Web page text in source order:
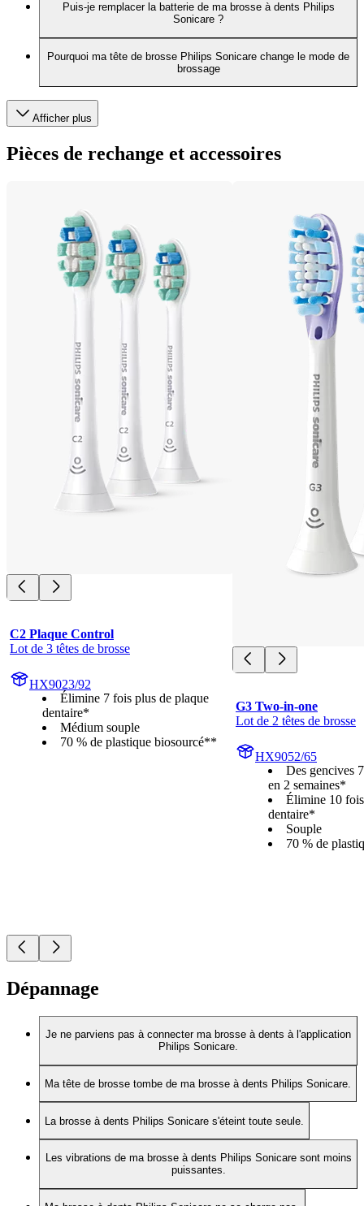
Puis-je remplacer la batterie de ma brosse à dents Philips
Sonicare ?
Pourquoi ma tête de brosse Philips Sonicare change le mode de
brossage
Afficher plus
Pièces de rechange et accessoires
C2 Plaque Control
Lot de 3 têtes de brosse
HX9023/92
Élimine 7 fois plus de plaque
dentaire*
Médium souple
70 % de plastique biosourcé**
G3 Two-in-one
Lot de 2 têtes de brosse
HX9052/65
Des gencives
en 2 semaines*
Élimine 10
dentaire*
Souple
70 % de
Dépannage
Je ne parviens pas à connecter ma brosse à dents à l'application
Philips Sonicare.
Ma tête de brosse tombe de ma brosse à dents Philips Sonicare.
La brosse à dents Philips Sonicare s'éteint toute seule.
Les vibrations de ma brosse à dents Philips Sonicare sont moins
puissantes.